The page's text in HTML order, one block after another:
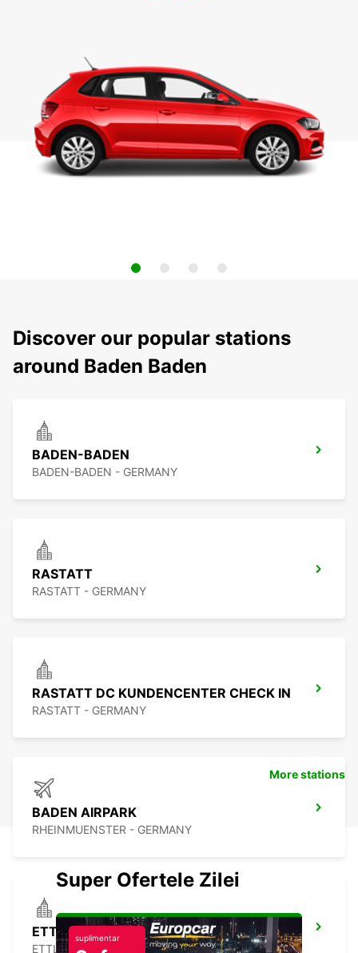
Discover our popular stations
around Baden Baden
BADEN-BADEN
BADEN-BADEN - GERMANY
RASTATT
RASTATT - GERMANY
RASTATT DC KUNDENCENTER CHECK IN
RASTATT - GERMANY
BADEN AIRPARK
RHEINMUENSTER - GERMANY
ETTLINGEN
ETTLINGEN - GERMANY
More stations
Super Ofertele Zilei
suplimentar